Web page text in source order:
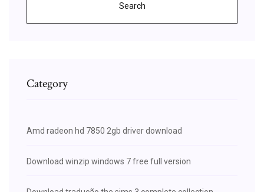
Search
Category
Amd radeon hd 7850 2gb driver download
Download winzip windows 7 free full version